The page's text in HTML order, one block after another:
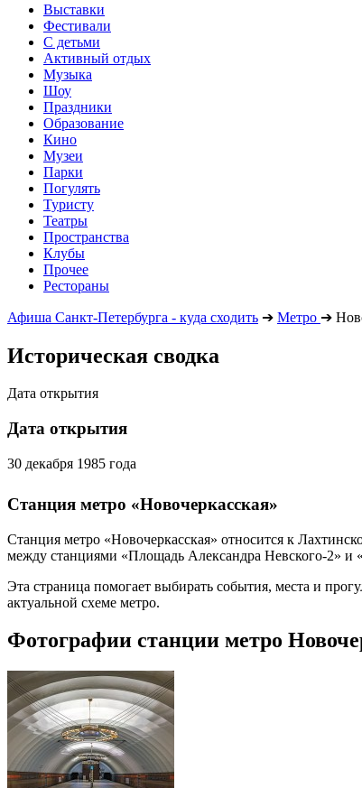
Выставки
Фестивали
С детьми
Активный отдых
Музыка
Шоу
Праздники
Образование
Кино
Музеи
Парки
Погулять
Туристу
Театры
Пространства
Клубы
Прочее
Рестораны
Афиша Санкт-Петербурга - куда сходить ➔ Метро ➔
Историческая сводка
Дата открытия
Дата открытия
30 декабря 1985 года
Станция метро «Новочеркасская»
Станция метро «Новочеркасская» относится к
между станциями «Площадь Александра Невского-2» и
Эта страница помогает выбирать события, места и
актуальной схеме метро.
Фотографии станции метро